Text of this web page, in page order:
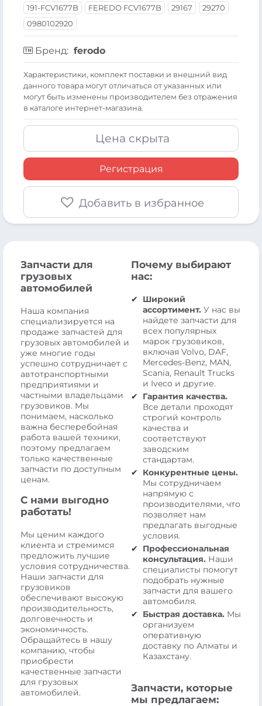
191-FCV1677B FEREDO FCV1677B 29167
29270
0980102920
Бренд: ferodo
Xарактеристики, комплект поставки и внешний вид
данного товара могут отличаться от указанных или
могут быть изменены производителем без отражения
в каталоге интернет-магазина.
Цена скрыта
Регистрация
Добавить в избранное
Запчасти для
грузовых
автомобилей
Наша компания
специализируется на
продаже запчастей для
грузовых автомобилей и
уже многие годы
успешно сотрудничает с
автотранспортными
предприятиями и
частными владельцами
грузовиков. Мы
понимаем, насколько
важна бесперебойная
работа вашей техники,
поэтому предлагаем
только качественные
запчасти по доступным
ценам.
С нами выгодно
работать!
Мы ценим каждого
клиента и стремимся
предложить лучшие
условия сотрудничества.
Наши запчасти для
грузовиков
обеспечивают высокую
производительность,
долговечность и
экономичность.
Обращайтесь в нашу
компанию, чтобы
приобрести
качественные запчасти
для грузовых
автомобилей.
Почему выбирают
нас:
Широкий
ассортимент. У нас вы
найдете запчасти для
всех популярных
марок грузовиков,
включая Volvo, DAF,
Mercedes-Benz, MAN,
Scania, Renault Trucks
и Iveco и другие.
Гарантия качества.
Все детали проходят
строгий контроль
качества и
соответствуют
заводским
стандартам.
Конкурентные цены.
Мы сотрудничаем
напрямую с
производителями, что
позволяет нам
предлагать выгодные
условия.
Профессиональная
консультация. Наши
специалисты помогут
подобрать нужные
запчасти для вашего
автомобиля.
Быстрая доставка. Мы
организуем
оперативную
доставку по Алматы и
Казахстану.
Запчасти, которые
мы предлагаем: